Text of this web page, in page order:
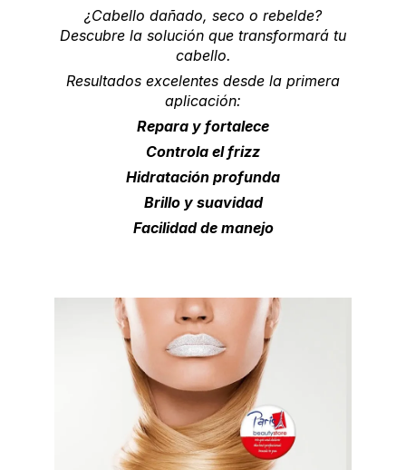
¿Cabello dañado, seco o rebelde?
Descubre la solución que transformará tu
cabello.
Resultados excelentes desde la primera
aplicación:
Repara y fortalece
Controla el frizz
Hidratación profunda
Brillo y suavidad
Facilidad de manejo